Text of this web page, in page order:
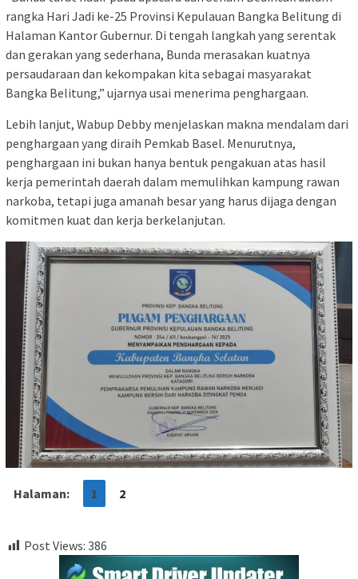
rangka Hari Jadi ke-25 Provinsi Kepulauan Bangka Belitung di
Halaman Kantor Gubernur. Di tengah langkah yang serentak
dan gerakan yang sederhana, Bunda merasakan kuatnya
persaudaraan dan kekompakan kita sebagai masyarakat
Bangka Belitung,” ujarnya usai menerima penghargaan.
Lebih lanjut, Wabup Debby menjelaskan makna mendalam dari
penghargaan yang diraih Pemkab Basel. Menurutnya,
penghargaan ini bukan hanya bentuk pengakuan atas hasil
kerja pemerintah daerah dalam memulihkan kampung rawan
narkoba, tetapi juga amanah besar yang harus dijaga dengan
komitmen kuat dan kerja berkelanjutan.
Halaman: 1 2
Post Views: 386